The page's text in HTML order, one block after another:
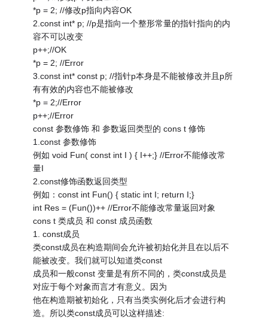
*p = 2; //修改p指向内容OK
2.const int* p; //p是指向一个整形常量的指针指向的内
容不可以改变
p++;//OK
*p = 2; //Error
3.const int* const p; //指针p本身是不能被修改并且p所
有有效的内容也不能被修改
*p = 2;//Error
p++;//Error
const 参数修饰 和 参数返回类型的 cons t 修饰
1.const 参数修饰
例如 void Fun( const int I ) { I++;} //Error不能修改常
量I
2.const修饰函数返回类型
例如：const int Fun() { static int I; return I;}
int Res = (Fun())++ //Error不能修改常量返回对象
cons t 类成员 和 const 成员函数
1. const成员
类const成员在构造期间会允许被初始化并且在以后不
能被改变。我们就可以知道类const
成员和一般const 变量是有所不同的，类const成员是
对应于每个对象而言才有意义。因为
他在构造期被初始化，只有当类实例化后才会进行构
造。所以类const成员可以这样描述: